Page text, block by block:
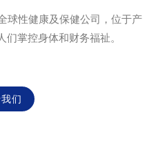
球性健康及保健公司，位于产
掌控身体和财务福祉。
们